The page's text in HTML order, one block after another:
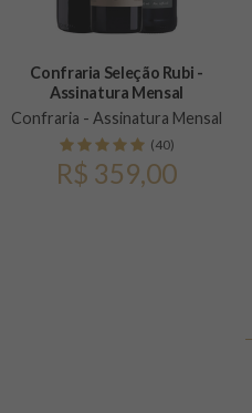
Confraria Seleção Rubi -
Assinatura Mensal
Confraria - Assinatura Mensal
(40)
R$ 359,00